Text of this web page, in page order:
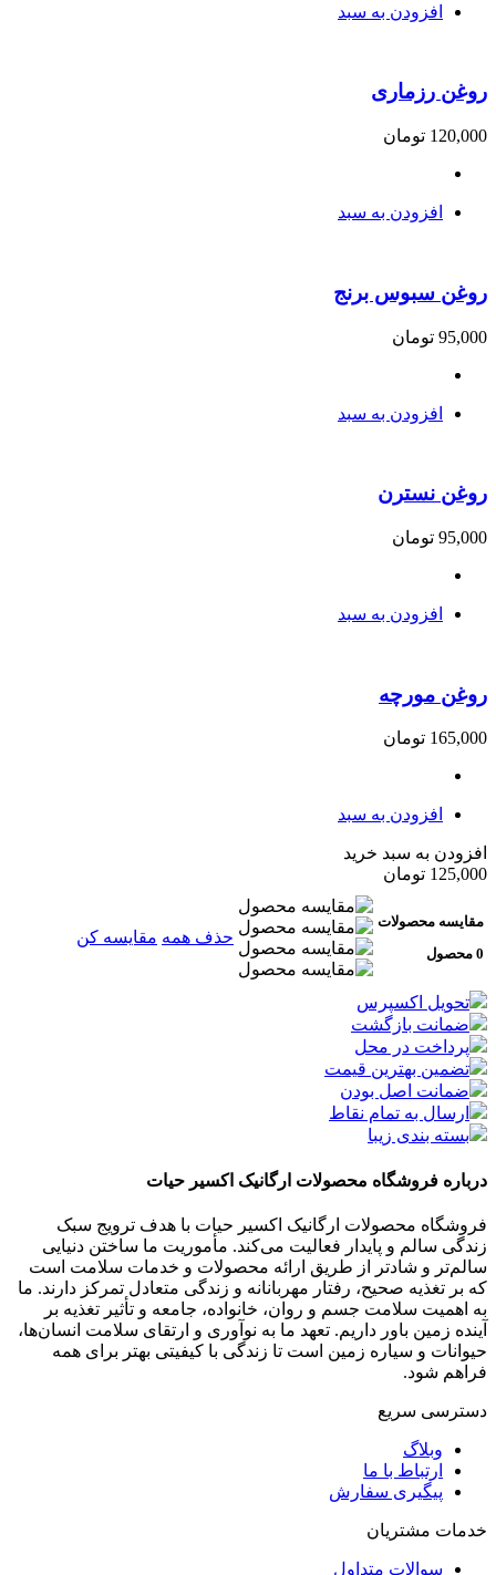
افزودن به سبد
روغن رزماری
120,000 تومان
افزودن به سبد
روغن سبوس برنج
95,000 تومان
افزودن به سبد
روغن نسترن
95,000 تومان
افزودن به سبد
روغن مورچه
165,000 تومان
افزودن به سبد
افزودن به سبد خرید
125,000 تومان
مقایسه محصولات
0 محصول
حذف همه مقایسه کن
تحویل اکسپرس
ضمانت بازگشت
پرداخت در محل
تضمین بهترین قیمت
ضمانت اصل بودن
ارسال به تمام نقاط
بسته بندی زیبا
درباره فروشگاه محصولات ارگانیک اکسیر حیات
فروشگاه محصولات ارگانیک اکسیر حیات با هدف ترویج سبک
زندگی سالم و پایدار فعالیت می‌کند. مأموریت ما ساختن دنیایی
سالم‌تر و شادتر از طریق ارائه محصولات و خدمات سلامت است
که بر تغذیه صحیح، رفتار مهربانانه و زندگی متعادل تمرکز دارند. ما
به اهمیت سلامت جسم و روان، خانواده، جامعه و تأثیر تغذیه بر
آینده زمین باور داریم. تعهد ما به نوآوری و ارتقای سلامت انسان‌ها،
حیوانات و سیاره زمین است تا زندگی با کیفیتی بهتر برای همه
فراهم شود.
دسترسی سریع
وبلاگ
ارتباط با ما
پیگیری سفارش
خدمات مشتریان
سوالات متداول